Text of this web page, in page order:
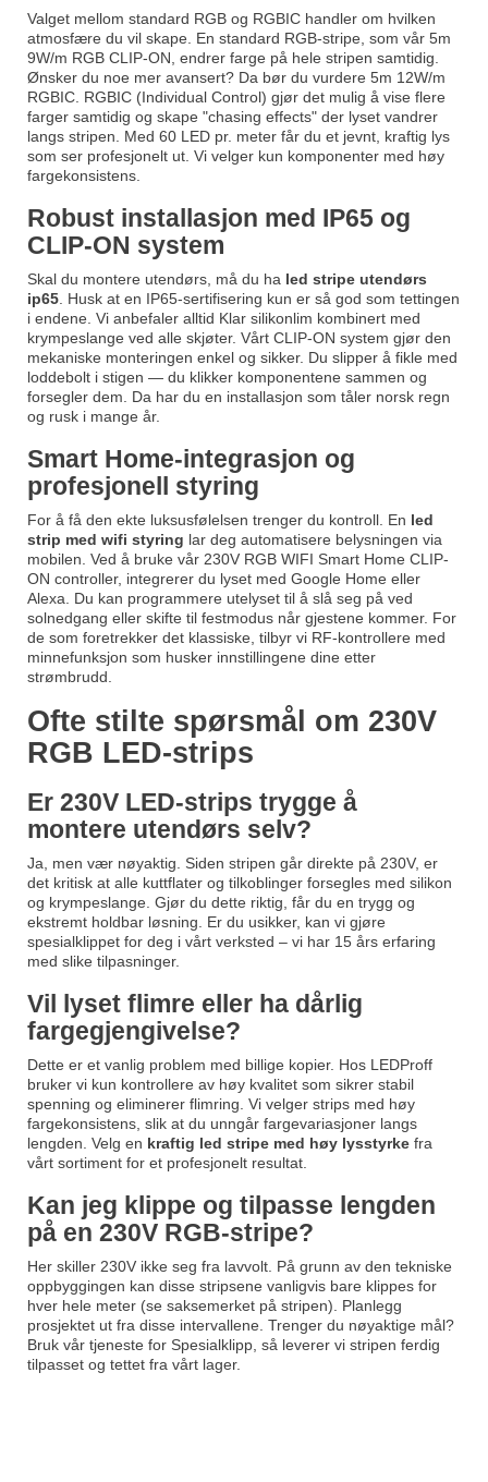
Valget mellom standard RGB og RGBIC handler om hvilken
atmosfære du vil skape. En standard RGB-stripe, som vår 5m
9W/m RGB CLIP-ON , endrer farge på hele stripen samtidig.
Ønsker du noe mer avansert? Da bør du vurdere 5m 12W/m
RGBIC . RGBIC (Individual Control) gjør det mulig å vise flere
farger samtidig og skape "chasing effects" der lyset vandrer
langs stripen. Med 60 LED pr. meter får du et jevnt, kraftig lys
som ser profesjonelt ut. Vi velger kun komponenter med høy
fargekonsistens.
Robust installasjon med IP65 og
CLIP-ON system
Skal du montere utendørs, må du ha led stripe utendørs
ip65 . Husk at en IP65-sertifisering kun er så god som tettingen
i endene. Vi anbefaler alltid Klar silikonlim kombinert med
krympeslange ved alle skjøter. Vårt CLIP-ON system gjør den
mekaniske monteringen enkel og sikker. Du slipper å fikle med
loddebolt i stigen — du klikker komponentene sammen og
forsegler dem. Da har du en installasjon som tåler norsk regn
og rusk i mange år.
Smart Home-integrasjon og
profesjonell styring
For å få den ekte luksusfølelsen trenger du kontroll. En led
strip med wifi styring lar deg automatisere belysningen via
mobilen. Ved å bruke vår 230V RGB WIFI Smart Home CLIP-
ON controller, integrerer du lyset med Google Home eller
Alexa. Du kan programmere utelyset til å slå seg på ved
solnedgang eller skifte til festmodus når gjestene kommer. For
de som foretrekker det klassiske, tilbyr vi RF-kontrollere med
minnefunksjon som husker innstillingene dine etter
strømbrudd.
Ofte stilte spørsmål om 230V
RGB LED-strips
Er 230V LED-strips trygge å
montere utendørs selv?
Ja, men vær nøyaktig. Siden stripen går direkte på 230V, er
det kritisk at alle kuttflater og tilkoblinger forsegles med silikon
og krympeslange. Gjør du dette riktig, får du en trygg og
ekstremt holdbar løsning. Er du usikker, kan vi gjøre
spesialklippet for deg i vårt verksted – vi har 15 års erfaring
med slike tilpasninger.
Vil lyset flimre eller ha dårlig
fargegjengivelse?
Dette er et vanlig problem med billige kopier. Hos LEDProff
bruker vi kun kontrollere av høy kvalitet som sikrer stabil
spenning og eliminerer flimring. Vi velger strips med høy
fargekonsistens, slik at du unngår fargevariasjoner langs
lengden. Velg en kraftig led stripe med høy lysstyrke fra
vårt sortiment for et profesjonelt resultat.
Kan jeg klippe og tilpasse lengden
på en 230V RGB-stripe?
Her skiller 230V ikke seg fra lavvolt. På grunn av den tekniske
oppbyggingen kan disse stripsene vanligvis bare klippes for
hver hele meter (se saksemerket på stripen). Planlegg
prosjektet ut fra disse intervallene. Trenger du nøyaktige mål?
Bruk vår tjeneste for Spesialklipp , så leverer vi stripen ferdig
tilpasset og tettet fra vårt lager.